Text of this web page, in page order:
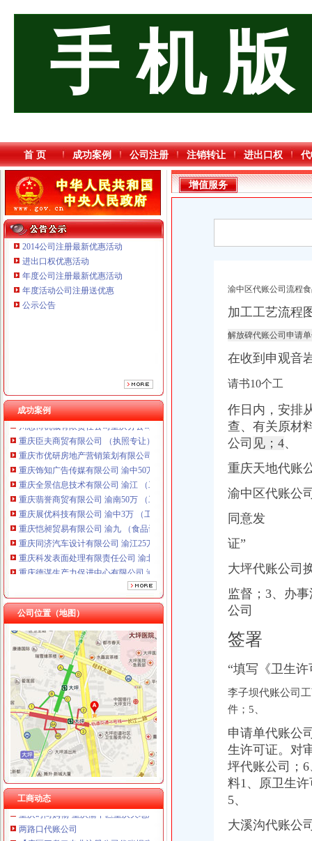
手 机 版
首 页 成功案例 公司注册 注销转让 进出口权
2014公司注册最新优惠活动
进出口权优惠活动
年度公司注册最新优惠活动
年度活动公司注册送优惠
公示公告
成功案例
重庆臣夫商贸有限公司 （执照专让）
重庆市优研房地产营销策划有限公司
重庆饰知广告传媒有限公司 渝中50万 （工商注册）
重庆全景信息技术有限公司 渝江 （工商注册）
重庆翡誉商贸有限公司 渝南50万 （工商注册）
重庆展优科技有限公司 渝中3万 （工商注册）
重庆恺昶贸易有限公司 渝九 （食品许可证）
重庆同济汽车设计有限公司 渝江25万 （工商注册）
重庆科发表面处理有限责任公司 渝北800万 （进出口权）
重庆德谋生产力促进中心有限公司 渝大10万 （工商注册）
川思博机械有限责任公司重庆分公司 渝江 （工商注册）
重庆臣夫商贸有限公司 （执照专让）
重庆市优研房地产营销策划有限公司
重庆饰知广告传媒有限公司 渝中50万 （工商注册）
重庆全景信息技术有限公司 渝江 （工商注册）
重庆翡誉商贸有限公司 渝南50万 （工商注册）
重庆展优科技有限公司 渝中3万 （工商注册）
重庆恺昶贸易有限公司 渝九 （食品许可证）
重庆同济汽车设计有限公司 渝江25万 （工商注册）
重庆科发表面处理有限责任公司 渝北800万 （进出口权）
重庆德谋生产力促进中心有限公司 渝大10万 （工商注册）
川思博机械有限责任公司重庆分公司 渝江 （工商注册）
公司位置（地图）
工商动态
渝中区重庆天地
重庆渝中区的重庆天地除了琳琅,还有哪些地方可以接办宴？_搜
重庆市渝中区人民
【图】邻解放碑洪崖洞重庆天地北欧简约大床房_渝中区短租公寓_途家
请问渝中区重庆天地这附近有什么送外卖的啊急求_重庆吧_百度贴吧
渝中区重庆天地精装两房绝版户型限量团购热销,重庆天地二手房,
投诉渝中区重庆天地雍江艺庭小区物管_重庆市公开信箱
重庆天地高层销售领跑楼市|重庆|渝中区_凤凰资讯
渝中：免费上网区域扩展到大坪和重庆天地——人民网·重庆视窗—
渝中区重庆天地雍江翠璟楼层低带车位出售欢迎实地看房,重庆渝中
重庆时尚购物-重庆渝中区重庆天地店铺-重庆天地店铺简介及重庆天地
两路口代账公司
【庐区三孝口专业注册公司代账报税欢迎来电咨询丁莉免费申请一
增值服务
渝中区代账公司流程
加工工艺流程
解放碑代账公司申请
在收到申观音
请书10个工
作日内，安排
查、有关原材
公司 见；4、
重庆天地代账
渝中区代账公
同意发
证”
大坪代账公司
监督；3、办
公司
签署
“填写《卫生
李子坝代账公司
件；5、
申请单代账公
生许可证。对
坪代账公司
；
料1、原卫生
5、
大溪沟代账公